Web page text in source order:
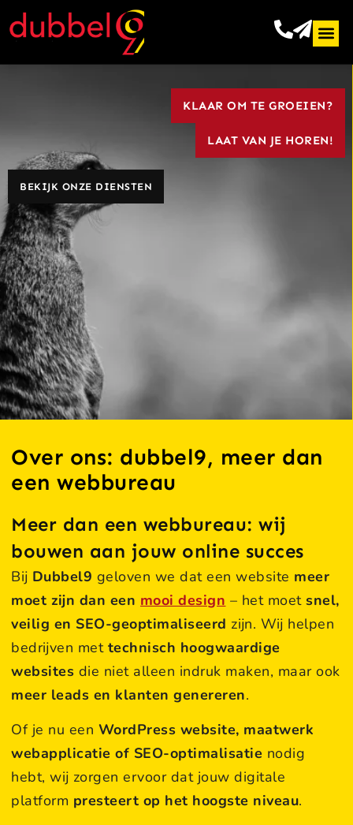
inhoud
KLAAR OM TE GROEIEN?​
LAAT VAN JE HOREN!
BEKIJK ONZE DIENSTEN
Over ons: dubbel9, meer dan
een webbureau
Meer dan een webbureau: wij
bouwen aan jouw online succes
Bij Dubbel9 geloven we dat een website meer
moet zijn dan een mooi design – het moetsnel,
veilig en SEO-geoptimaliseerd zijn. Wij helpen
bedrijven met technisch hoogwaardige
websites die niet alleen indruk maken, maar ook
meer leads en klanten genereren.
Of je nu een WordPress website, maatwerk
webapplicatie of SEO-optimalisatie nodig
hebt, wij zorgen ervoor dat jouw digitale
platform presteert op het hoogste niveau.